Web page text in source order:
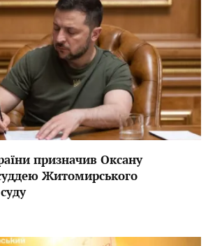
призначив Оксану
Житомирського